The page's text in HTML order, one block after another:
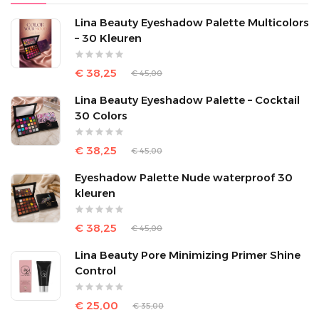
Lina Beauty Eyeshadow Palette Multicolors
– 30 Kleuren
€ 38,25 € 45,00
Lina Beauty Eyeshadow Palette – Cocktail
30 Colors
€ 38,25 € 45,00
Eyeshadow Palette Nude waterproof 30
kleuren
€ 38,25 € 45,00
Lina Beauty Pore Minimizing Primer Shine
Control
€ 25,00 € 35,00